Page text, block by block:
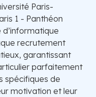
Paris-
1 - Panthéon
d’informatique
recrutement
garantissant
parfaitement
spécifiques de
motivation et leur